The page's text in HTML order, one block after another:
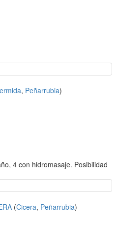
, Peñarrubia)
4 con hidromasaje. Posibilidad
(Cicera, Peñarrubia)